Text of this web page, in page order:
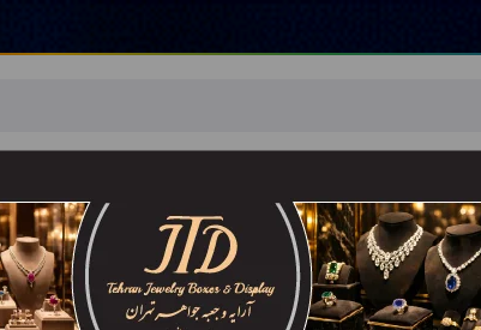
جعبه دستبند DO1 WLJ3